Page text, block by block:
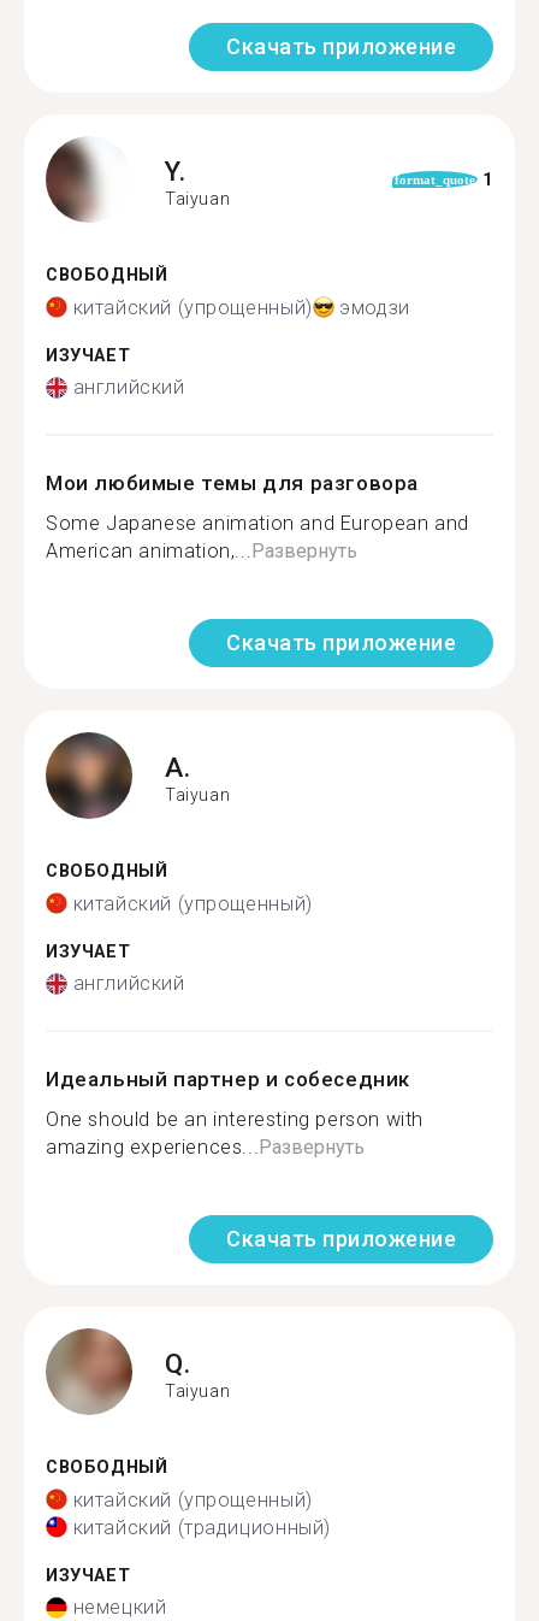
Скачать приложение
Y.
Taiyuan
format_quote 1
СВОБОДНЫЙ
китайский (упрощенный) эмодзи
ИЗУЧАЕТ
английский
Мои любимые темы для разговора
Some Japanese animation and European and
American animation,...Развернуть
Скачать приложение
A.
Taiyuan
СВОБОДНЫЙ
китайский (упрощенный)
ИЗУЧАЕТ
английский
Идеальный партнер и собеседник
One should be an interesting person with
amazing experiences...Развернуть
Скачать приложение
Q.
Taiyuan
СВОБОДНЫЙ
китайский (упрощенный)
китайский (традиционный)
ИЗУЧАЕТ
немецкий